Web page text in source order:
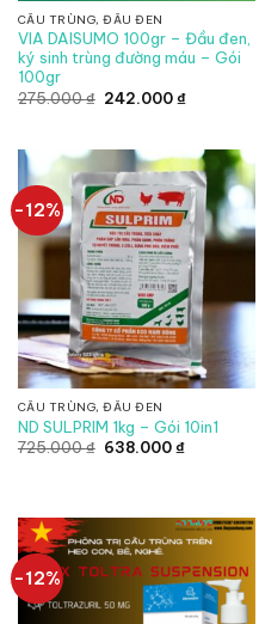
CẦU TRÙNG, ĐẦU ĐEN
VIA DAISUMO 100gr – Đầu đen,
ký sinh trùng đường máu – Gói
100gr
275.000₫ Giá
gốc
242.000₫Giá
hiện
242.000 ₫.
-12%
CẦU TRÙNG, ĐẦU ĐEN
ND SULPRIM 1kg – Gói 10in1
725.000₫ Giá
638.000₫Giá
-12%